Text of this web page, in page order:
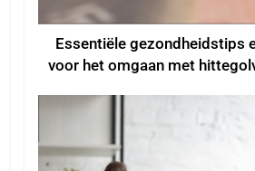
Essentiële gezondheidstips
voor het omgaan met